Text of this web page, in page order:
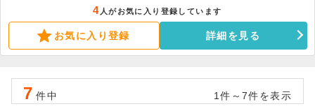
しのため内装にこだわりたい方にお勧め。ぜひお気軽にご相談くださ
い。
4 人がお気に入り登録しています
お気に入り登録 詳細を見る
7 件中 1件～7件を表示